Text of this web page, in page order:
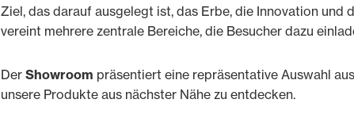
Ziel, das darauf ausgelegt ist, das Erbe, die Innovation
vereint mehrere zentrale Bereiche, die Besucher dazu
Der Showroom präsentiert eine repräsentative Auswahl
unsere Produkte aus nächster Nähe zu entdecken.